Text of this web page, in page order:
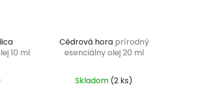
10 ml
Cédrová hora prírodný
esenciálny olej 20 ml
Skladom (2 ks)